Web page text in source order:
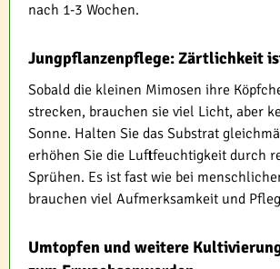
nach 1-3 Wochen.
Jungpflanzenpflege: Zärtlichkeit
Sobald die kleinen Mimosen ihre
strecken, brauchen sie viel Licht, aber
Sonne. Halten Sie das Substrat
erhöhen Sie die Luftfeuchtigkeit durch
Sprühen. Es ist fast wie bei
brauchen viel Aufmerksamkeit und
Umtopfen und weitere